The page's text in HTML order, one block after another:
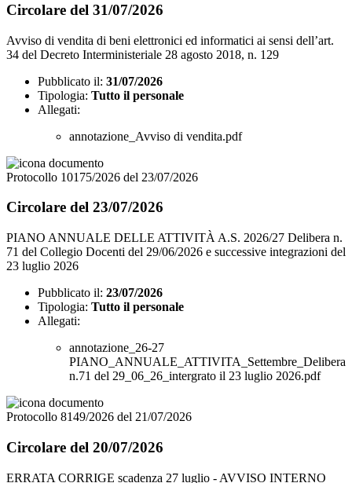
Circolare del 31/07/2026
Avviso di vendita di beni elettronici ed informatici ai sensi dell’art.
34 del Decreto Interministeriale 28 agosto 2018, n. 129
Pubblicato il: 31/07/2026
Tipologia: Tutto il personale
Allegati:
annotazione_Avviso di vendita.pdf
Protocollo 10175/2026 del 23/07/2026
Circolare del 23/07/2026
PIANO ANNUALE DELLE ATTIVITÀ A.S. 2026/27 Delibera n.
71 del Collegio Docenti del 29/06/2026 e successive integrazioni del
23 luglio 2026
Pubblicato il: 23/07/2026
Tipologia: Tutto il personale
Allegati:
annotazione_26-27
PIANO_ANNUALE_ATTIVITA_Settembre_Delibera
n.71 del 29_06_26_intergrato il 23 luglio 2026.pdf
Protocollo 8149/2026 del 21/07/2026
Circolare del 20/07/2026
ERRATA CORRIGE scadenza 27 luglio - AVVISO INTERNO